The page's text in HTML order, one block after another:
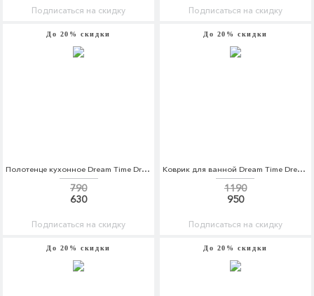
Подписаться на скидку Подписаться на скидку
До 20% скидки
Полотенце кухонное Dream Time Dream Time MP002XU0E2LB
790
630
Подписаться на скидку
До 20% скидки
Коврик для ванной Dream Time Dream Time MP002XU0DZVX
1190
950
Подписаться на скидку
До 20% скидки До 20% скидки